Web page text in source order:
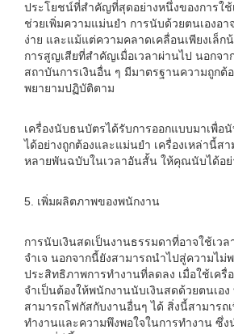
ประโยชน์ที่สำคัญที่สุดอย่างหนึ่งของการใ
ช่วยเพิ่มความแม่นยำ การนับด้วยตนเองอา
ง่าย และแม้แต่ความคลาดเคลื่อนเพียงเล็ก
การสูญเสียที่สำคัญเมื่อเวลาผ่านไป นอกจ
สถาบันการเงินอื่น ๆ มีมาตรฐานความถูกต้
พยายามปฏิบัติตาม
เครื่องนับธนบัตรได้รับการออกแบบมาเพื่อ
ได้อย่างถูกต้องและแม่นยำ เครื่องเหล่านี้ส
หลายพันฉบับในเวลาอันสั้น ให้คุณนับได้อย่
5. เพิ่มผลิตภาพของพนักงาน
การนับเงินสดเป็นงานธรรมดาที่อาจใช้เว
จำเจ นอกจากนี้ยังสามารถนำไปสู่ความไม่
ประสิทธิภาพการทำงานที่ลดลง เมื่อใช้เค
จำเป็นต้องให้พนักงานนับเงินสดด้วยตนเอง
สามารถโฟกัสกับงานอื่นๆ ได้ สิ่งนี้สามารถ
ทำงานและความพึงพอใจในการทำงาน ซึ่